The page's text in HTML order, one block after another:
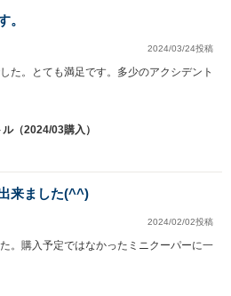
。
2024/03/24投稿
た。とても満足です。多少のアクシデント
（2024/03購入）
来ました(^^)
2024/02/02投稿
。購入予定ではなかったミニクーパーに一